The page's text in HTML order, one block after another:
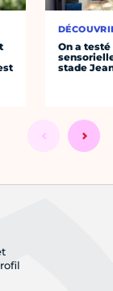
On a
stade